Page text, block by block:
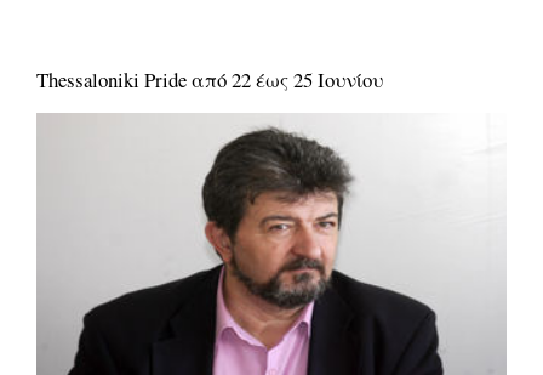
Thessaloniki Pride από 22 έως 25 Ιουνίου